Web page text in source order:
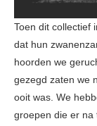
Toen dit collectief
dat hun
hoorden we
gezegd zaten we
ooit was. We
groepen die er na